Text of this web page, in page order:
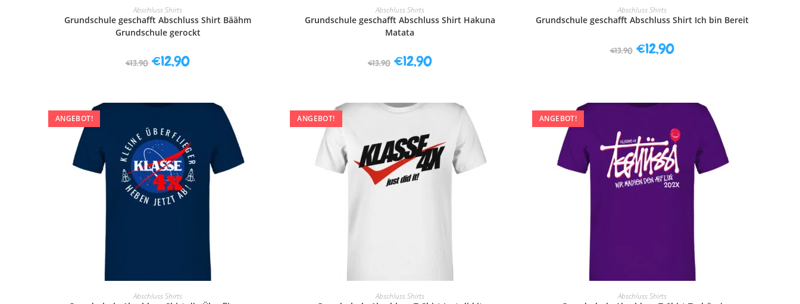
AUSFÜHRUNG WÄHLEN
Abschluss Shirts
Grundschule geschafft Abschluss Shirt Bäähm
Grundschule gerockt
€13,90 €12,90
AUSFÜHRUNG WÄHLEN
Abschluss Shirts
Grundschule geschafft Abschluss Shirt Hakuna
Matata
€13,90 €12,90
AUSFÜHRUNG WÄHLEN
Abschluss Shirts
Grundschule geschafft Abschluss Shirt Ich bin Bereit
€13,90 €12,90
ANGEBOT!
AUSFÜHRUNG WÄHLEN
Abschluss Shirts
ANGEBOT!
AUSFÜHRUNG WÄHLEN
Abschluss Shirts
ANGEBOT!
AUSFÜHRUNG WÄHLEN
Abschluss Shirts